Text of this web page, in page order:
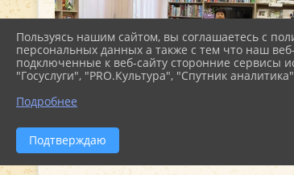
Пользуясь нашим сайтом, вы соглашаетесь с
персональных данных а также с тем что наш
подключенные к веб-сайту сторонние сервисы
"Госуслуги", "PRO.Культура", "Спутник
Подробнее
Подтверждаю